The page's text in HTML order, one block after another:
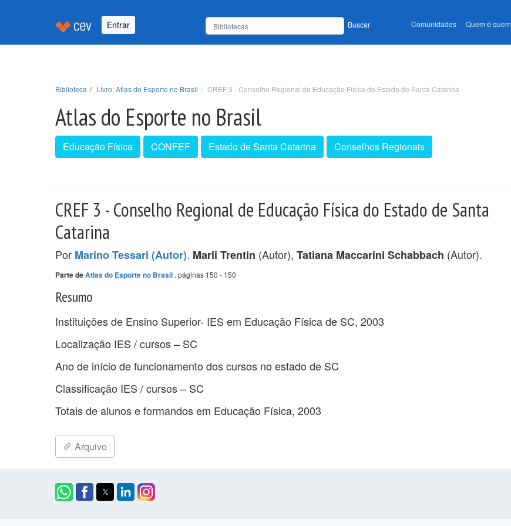
Entrar Buscar Comunidades Quem é quem
Biblioteca Livro: Atlas do Esporte no Brasil CREF 3 - Conselho Regional de Educação Física do Estado de Santa Catarina
Atlas do Esporte no Brasil
Educação Física CONFEF Estado de Santa Catarina Conselhos Regionais
CREF 3 - Conselho Regional de Educação Física do Estado de Santa
Catarina
Por Marino Tessari (Autor), Marli Trentin (Autor), Tatiana Maccarini Schabbach (Autor).
Parte deAtlas do Esporte no Brasil . páginas 150 - 150
Resumo
Instituições de Ensino Superior- IES em Educação Física de SC, 2003
Localização IES / cursos – SC
Ano de início de funcionamento dos cursos no estado de SC
Classificação IES / cursos – SC
Totais de alunos e formandos em Educação Física, 2003
Arquivo